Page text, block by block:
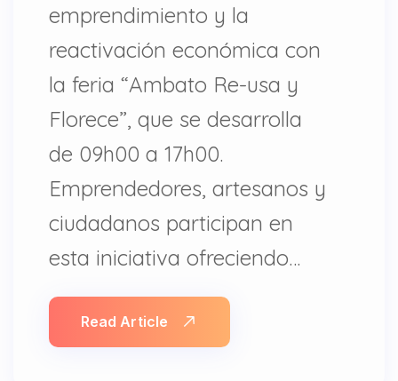
emprendimiento y la
reactivación económica con
la feria “Ambato Re-usa y
Florece”, que se desarrolla
de 09h00 a 17h00.
Emprendedores, artesanos y
ciudadanos participan en
esta iniciativa ofreciendo…
Read Article